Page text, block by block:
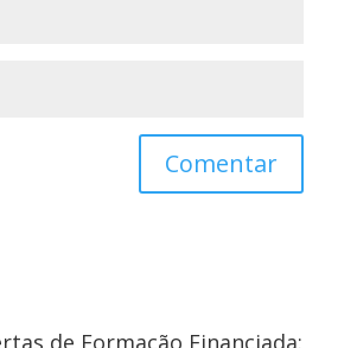
de Formação Financiada: